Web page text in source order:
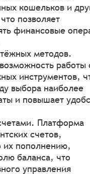
кошельков и
позволяет
финансовые
методов.
работы
инструментов,
выбора наиболее
и повышает
Платформа
счетов,
их пополнению,
баланса, что
управления